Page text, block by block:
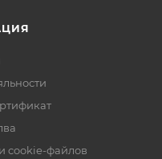
cookie-файлов